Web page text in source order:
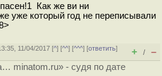
Как же ви ни
уже который год не переписывали
11/04/2017 [^] [^^] [^^^] [ответить]
+ / –
minatom.ru» - судя по дате